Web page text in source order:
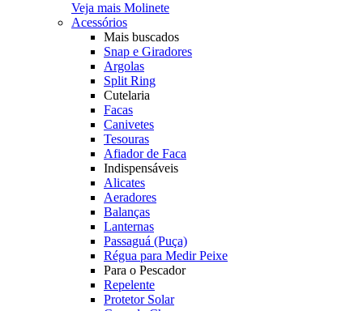
Veja mais Molinete
Acessórios
Mais buscados
Snap e Giradores
Argolas
Split Ring
Cutelaria
Facas
Canivetes
Tesouras
Afiador de Faca
Indispensáveis
Alicates
Aeradores
Balanças
Lanternas
Passaguá (Puça)
Régua para Medir Peixe
Para o Pescador
Repelente
Protetor Solar